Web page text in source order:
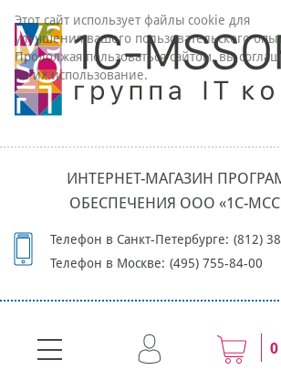
ИНТЕРНЕТ-МАГАЗИН
ОБЕСПЕЧЕНИЯ ООО «1С-
Телефон в Санкт-Петербурге: (812)
Телефон в Москве: (495) 755-84-00
0
Этот сайт использует файлы cookie для
улучшения вашего пользовательского
Продолжая пользоваться сайтом, вы
на их использование.